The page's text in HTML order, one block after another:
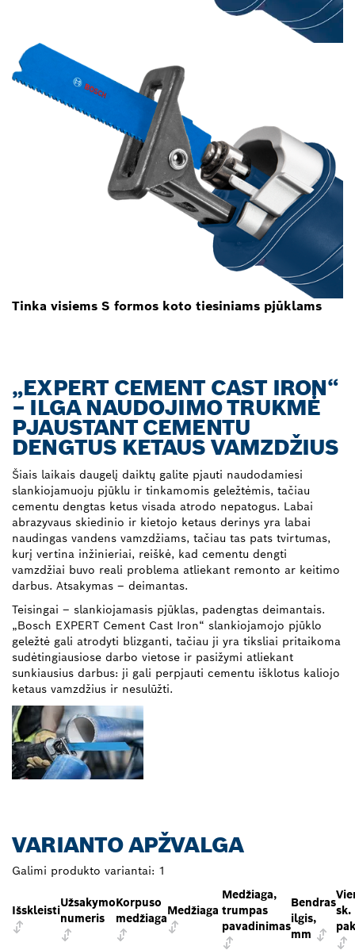
Tinka visiems S formos koto tiesiniams pjūklams
„EXPERT CEMENT CAST IRON“
– ILGA NAUDOJIMO TRUKMĖ
PJAUSTANT CEMENTU
DENGTUS KETAUS VAMZDŽIUS
Šiais laikais daugelį daiktų galite pjauti naudodamiesi
slankiojamuoju pjūklu ir tinkamomis geležtėmis, tačiau
cementu dengtas ketus visada atrodo nepatogus. Labai
abrazyvaus skiedinio ir kietojo ketaus derinys yra labai
naudingas vandens vamzdžiams, tačiau tas pats tvirtumas,
kurį vertina inžinieriai, reiškė, kad cementu dengti
vamzdžiai buvo reali problema atliekant remonto ar keitimo
darbus. Atsakymas – deimantas.
Teisingai – slankiojamasis pjūklas, padengtas deimantais.
„Bosch EXPERT Cement Cast Iron“ slankiojamojo pjūklo
geležtė gali atrodyti blizganti, tačiau ji yra tiksliai pritaikoma
sudėtingiausiose darbo vietose ir pasižymi atliekant
sunkiausius darbus: ji gali perpjauti cementu išklotus kaliojo
ketaus vamzdžius ir nesulūžti.
VARIANTO APŽVALGA
Galimi produkto variantai: 1
Išskleisti
Užsakymo
numeris
Korpuso
medžiaga
Medžiaga
Medžiaga,
trumpas
pavadinimas
Bendras
ilgis,
mm
sk.